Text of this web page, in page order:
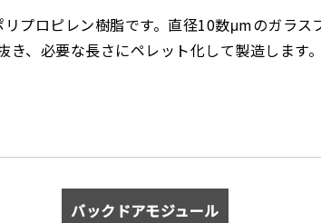
プロピレン樹脂です。直径10数μmのガラス
、必要な長さにペレット化して製造します
バックドアモジュール